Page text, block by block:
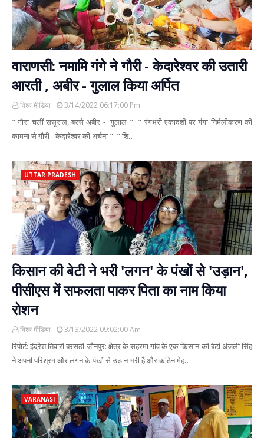
वाराणसी: नमामि गंगे ने गौरी - केदारेश्वर की उतारी
आरती , अबीर - गुलाल किया अर्पित
विश्व मीडिया 3/14/2022 06:17:00 Pm
" गौरा चलीं ससुराल, बरसे अबीर - गुलाल " " रंगभरी एकादशी पर गंगा निर्मलीकरण की
कामना से गौरी - केदारेश्वर की अर्चना " " शि…
UTTAR PRADESH
किसान की बेटी ने भरी 'लगन' के पंखों से 'उड़ान',
पीसीएस में सफलता पाकर पिता का नाम किया
रोशन
विश्व मीडिया 3/13/2022 09:02:00 Am
रिपोर्ट: इंद्रेश तिवारी बरसठी जौनपुर: क्षेत्र के सहरमा गांव के एक किसान की बेटी अंजली सिंह
ने अपनी परिश्रम और लगन के पंखों से उड़ान भरी है और कठिन मेह…
VARANASI